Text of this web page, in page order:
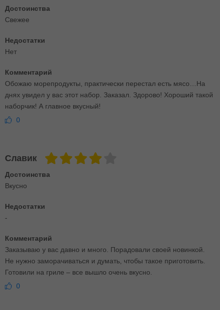
Достоинства
Свежее
Недостатки
Нет
Комментарий
Обожаю морепродукты, практически перестал есть мясо…На
днях увидел у вас этот набор. Заказал. Здорово! Хороший такой
наборчик! А главное вкусный!
0
Славик
Достоинства
Вкусно
Недостатки
-
Комментарий
Заказываю у вас давно и много. Порадовали своей новинкой.
Не нужно заморачиваться и думать, чтобы такое приготовить.
Готовили на гриле – все вышло очень вкусно.
0